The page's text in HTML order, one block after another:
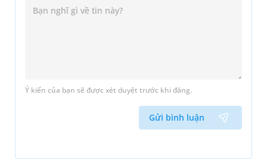
Ý kiến của bạn sẽ được xét duyệt trước khi đăng.
Gửi bình luận